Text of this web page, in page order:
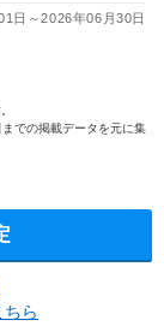
日～2026年06月30日
での掲載データを元に集
ら